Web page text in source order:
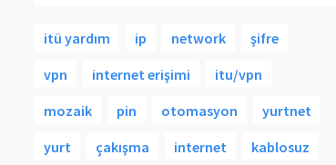
itü yardım ip network
şifre
vpn
internet erişimi
itu/vpn
mozaik
pin otomasyon
yurtnet
yurt
çakışma internet kablosuz